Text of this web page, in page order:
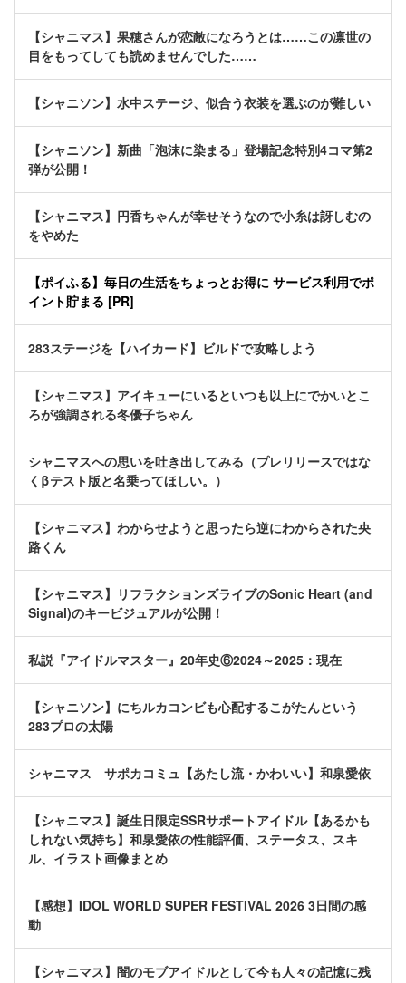
【シャニマス】果穂さんが恋敵になろうとは……この凛世の
目をもってしても読めませんでした……
【シャニソン】水中ステージ、似合う衣装を選ぶのが難しい
【シャニソン】新曲「泡沫に染まる」登場記念特別4コマ第2
弾が公開！
【シャニマス】円香ちゃんが幸せそうなので小糸は訝しむの
をやめた
【ポイふる】毎日の生活をちょっとお得に サービス利用でポ
イント貯まる [PR]
283ステージを【ハイカード】ビルドで攻略しよう
【シャニマス】アイキューにいるといつも以上にでかいとこ
ろが強調される冬優子ちゃん
シャニマスへの思いを吐き出してみる（プレリリースではな
くβテスト版と名乗ってほしい。）
【シャニマス】わからせようと思ったら逆にわからされた央
路くん
【シャニマス】リフラクションズライブのSonic Heart (and
Signal)のキービジュアルが公開！
私説『アイドルマスター』20年史⑥2024～2025：現在
【シャニソン】にちルカコンビも心配するこがたんという
283プロの太陽
シャニマス サポカコミュ【あたし流・かわいい】和泉愛依
【シャニマス】誕生日限定SSRサポートアイドル【あるかも
しれない気持ち】和泉愛依の性能評価、ステータス、スキ
ル、イラスト画像まとめ
【感想】IDOL WORLD SUPER FESTIVAL 2026 3日間の感
動
【シャニマス】闇のモブアイドルとして今も人々の記憶に残